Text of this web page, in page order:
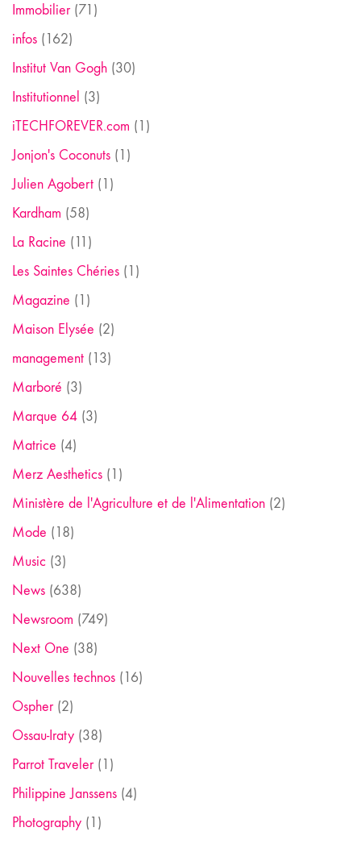
Immobilier(71)
infos (162)
Institut Van Gogh (30)
Institutionnel (3)
iTECHFOREVER.com (1)
Jonjon's Coconuts (1)
Julien Agobert (1)
Kardham (58)
La Racine (11)
Les Saintes Chéries (1)
Magazine (1)
Maison Elysée (2)
management (13)
Marboré (3)
Marque 64 (3)
Matrice (4)
Merz Aesthetics (1)
Ministère de l'Agriculture et de l'Alimentation (2)
Mode (18)
Music (3)
News (638)
Newsroom (749)
Next One (38)
Nouvelles technos (16)
Ospher(2)
Ossau-Iraty (38)
Parrot Traveler(1)
Philippine Janssens (4)
Photography (1)